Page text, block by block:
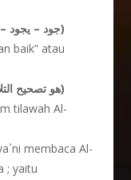
( جود – يجود – تجويداً)
baik” atau
(هو تصحيح التلاوة بالقرآن الكريم)
tilawah Al-
membaca Al-
; yaitu